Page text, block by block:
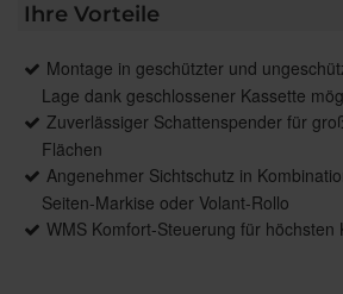
Ihre Vorteile
Montage in geschützter und
Lage dank geschlossener Kassette
Zuverlässiger Schattenspender für
Flächen
Angenehmer Sichtschutz in
Seiten-Markise oder Volant-Rollo
WMS Komfort-Steuerung für höchsten